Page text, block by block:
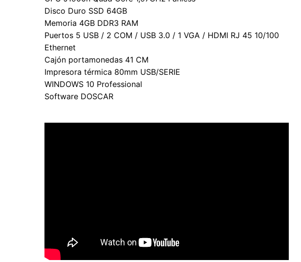
Disco Duro SSD 64GB
Memoria 4GB DDR3 RAM
Puertos 5 USB / 2 COM / USB 3.0 / 1 VGA / HDMI RJ 45 10/100
Ethernet
Cajón portamonedas 41 CM
Impresora térmica 80mm USB/SERIE
WINDOWS 10 Professional
Software DOSCAR